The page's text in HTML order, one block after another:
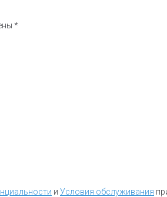
*
и Условия обслуживания